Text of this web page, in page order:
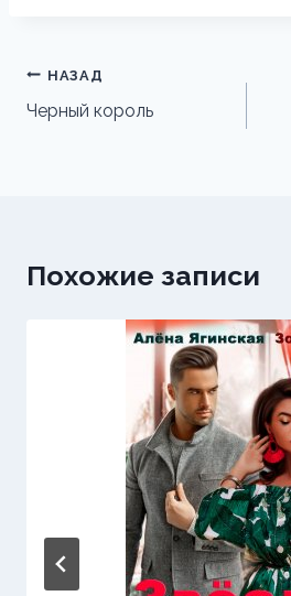
Навигация
по
НАЗАД
Черный король
Похожие записи